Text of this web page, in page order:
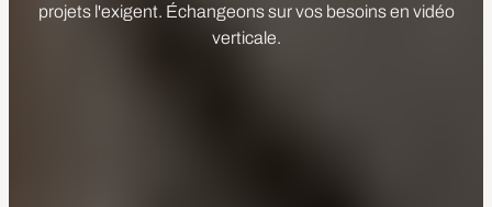
projets l'exigent. Échangeons sur vos besoins en vidéo
verticale.